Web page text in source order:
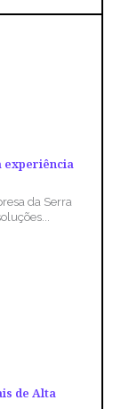
experiência
da Serra
de Alta